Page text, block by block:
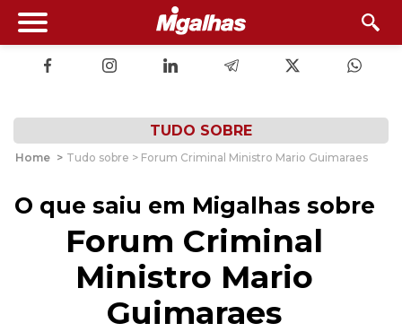
TUDO SOBRE
Home > Tudo sobre > Forum Criminal Ministro Mario Guimaraes
O que saiu em Migalhas sobre
Forum Criminal
Ministro Mario
Guimaraes